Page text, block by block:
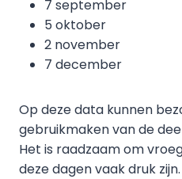
7 september
5 oktober
2 november
7 december
Op deze data kunnen
gebruikmaken van de
Het is raadzaam om
deze dagen vaak druk zijn.